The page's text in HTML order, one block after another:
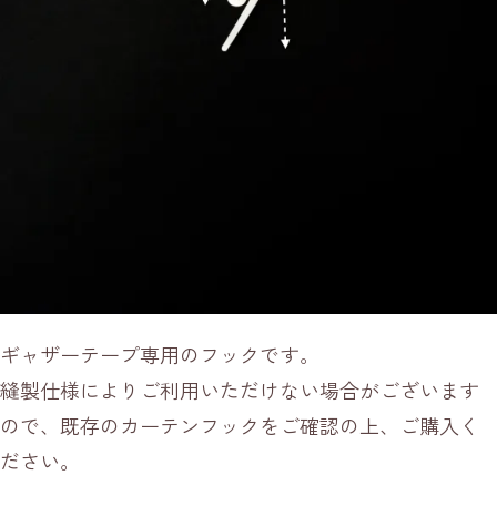
ギャザーテープ専用のフックです。
縫製仕様によりご利用いただけない場合がございます
ので、既存のカーテンフックをご確認の上、ご購入く
ださい。